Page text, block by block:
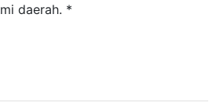
daerah. *